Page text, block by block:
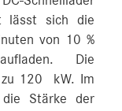
lässt sich die
von 10 %
Die
zu 120 kW. Im
Stärke der